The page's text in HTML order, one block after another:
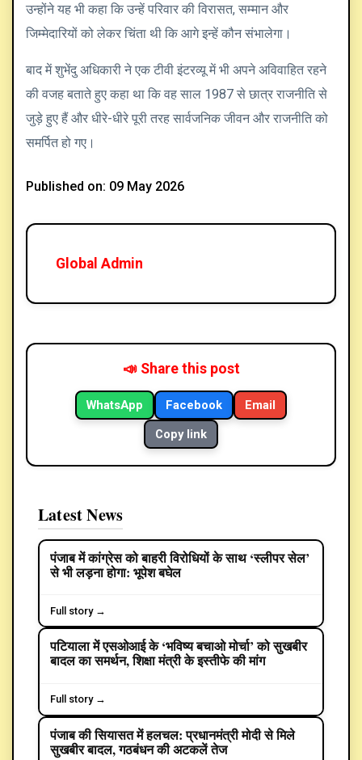
उन्होंने यह भी कहा कि उन्हें परिवार की विरासत, सम्मान और
जिम्मेदारियों को लेकर चिंता थी कि आगे इन्हें कौन संभालेगा।
बाद में शुभेंदु अधिकारी ने एक टीवी इंटरव्यू में भी अपने अविवाहित रहने
की वजह बताते हुए कहा था कि वह साल 1987 से छात्र राजनीति से
जुड़े हुए हैं और धीरे-धीरे पूरी तरह सार्वजनिक जीवन और राजनीति को
समर्पित हो गए।
Published on: 09 May 2026
Global Admin
📣 Share this post
WhatsApp Facebook
Email
Copy link
Latest News
POLITICS
पंजाब में कांग्रेस को बाहरी विरोधियों के साथ ‘स्लीपर सेल’
से भी लड़ना होगा: भूपेश बघेल
Full story →
पटियाला में एसओआई के ‘भविष्य बचाओ मोर्चा’ को सुखबीर
बादल का समर्थन, शिक्षा मंत्री के इस्तीफे की मांग
Full story →
POLITICS
पंजाब की सियासत में हलचल: प्रधानमंत्री मोदी से मिले
सुखबीर बादल, गठबंधन की अटकलें तेज